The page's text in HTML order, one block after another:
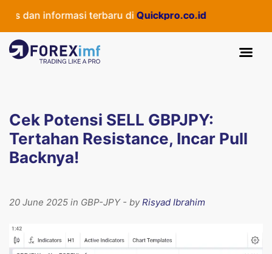
dan informasi terbaru di Quickpro.co.id
Cek Potensi SELL GBPJPY:
Tertahan Resistance, Incar Pull
Backnya!
20 June 2025 in GBP-JPY - byRisyad Ibrahim